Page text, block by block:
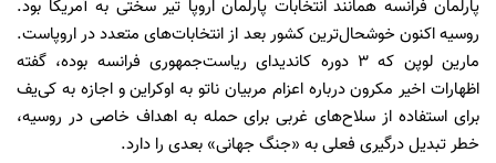
پارلمان فرانسه همانند انتخابات پارلمان اروپا تیر سختی به آمریکا بود.
روسیه اکنون خوشحال‌ترین کشور بعد از انتخابات‌های متعدد در اروپاست.
مارین لوپن که ۳ دوره کاندیدای ریاست‌جمهوری فرانسه بوده، گفته
اظهارات اخیر مکرون درباره اعزام مربیان ناتو به اوکراین و اجازه به کی‌یف
برای استفاده از سلاح‌های غربی برای حمله به اهداف خاصی در روسیه،
خطر تبدیل درگیری فعلی به «جنگ جهانی» بعدی را دارد.